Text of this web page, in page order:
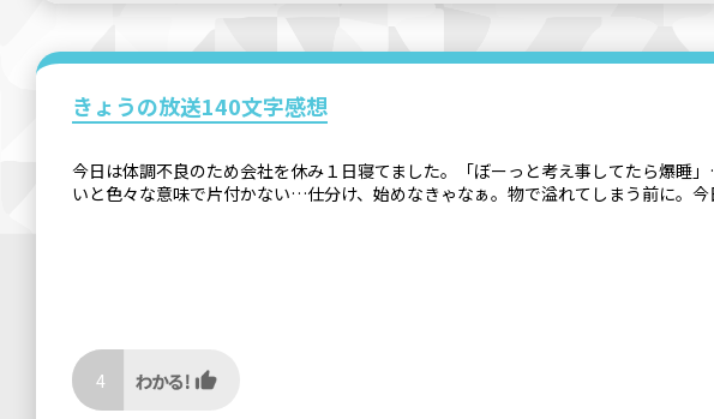
きょうの放送140文字感想
今日は体調不良のため会社を休み１日寝てました。「ぼーっと考え事してたら爆
いと色々な意味で片付かない…仕分け、始めなきゃなぁ。物で溢れてしまう前に。今
4